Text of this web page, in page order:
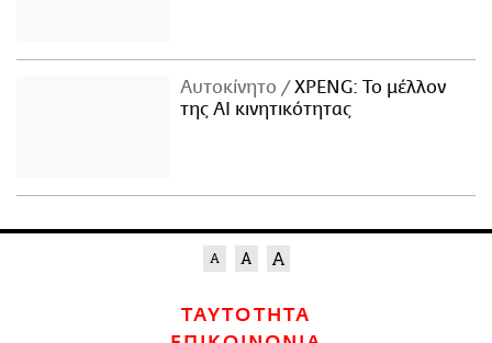
Αυτοκίνητο
XPENG: Το μέλλον
της AI κινητικότητας
ΤΑΥΤΟΤΗΤΑ